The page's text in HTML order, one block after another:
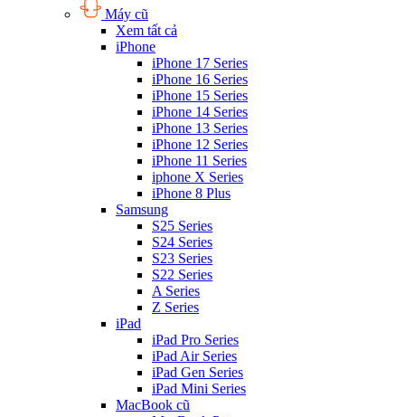
Máy cũ
Xem tất cả
iPhone
iPhone 17 Series
iPhone 16 Series
iPhone 15 Series
iPhone 14 Series
iPhone 13 Series
iPhone 12 Series
iPhone 11 Series
iphone X Series
iPhone 8 Plus
Samsung
S25 Series
S24 Series
S23 Series
S22 Series
A Series
Z Series
iPad
iPad Pro Series
iPad Air Series
iPad Gen Series
iPad Mini Series
MacBook cũ